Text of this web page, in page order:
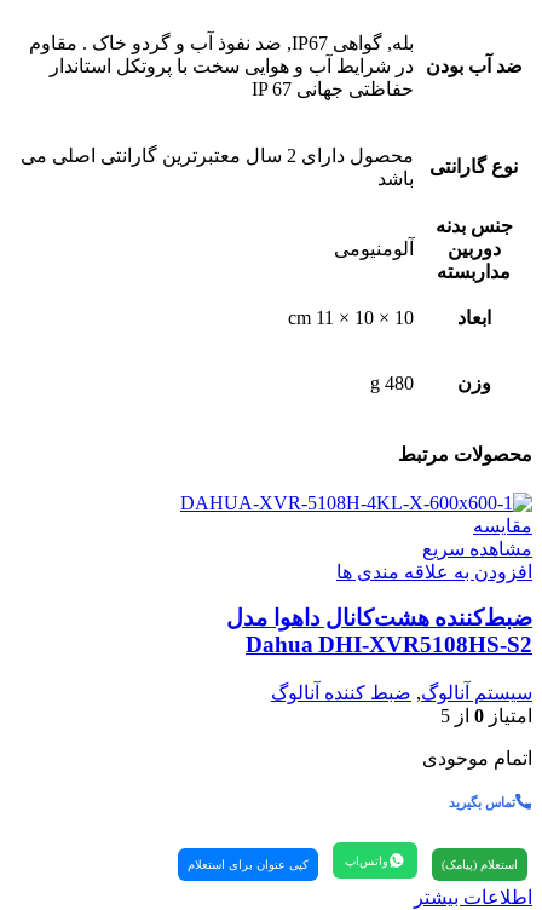
ضد آب بودن
بله, گواهی IP67, ضد نفوذ آب و گردو خاک . مقاوم
در شرایط آب و هوایی سخت با پروتکل استاندار
حفاظتی جهانی IP 67
نوع گارانتی
محصول دارای 2 سال معتبرترین گارانتی اصلی می
باشد
جنس بدنه
دوربین
مداربسته
آلومنیومی
ابعاد 10 × 10 × 11 cm
وزن 480 g
محصولات مرتبط
مقایسه
مشاهده سریع
افزودن به علاقه مندی ها
ضبط‌کننده هشت‌کانال داهوا مدل
Dahua DHI‑XVR5108HS‑S2
سیستم آنالوگ, ضبط کننده آنالوگ
امتیاز 0 از 5
اتمام موحودی
تماس بگیرید
استعلام (پیامک) واتس‌اپ کپی عنوان برای استعلام
اطلاعات بیشتر